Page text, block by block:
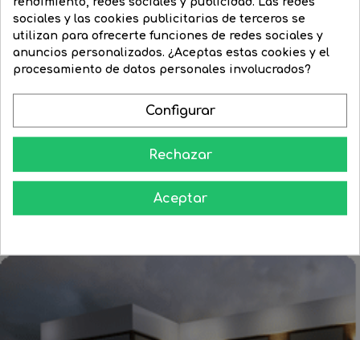
Aplique pared de exterior...
Precio
regular
66,59 € Precio
59,94 €

Aplique de exterior de...
Precio
regular
31,84 € Precio
27,08 €
sociales y las cookies publicitarias de terceros se
utilizan para ofrecerte funciones de redes sociales y
anuncios personalizados. ¿Aceptas estas cookies y el
procesamiento de datos personales involucrados?
Configurar
Rechazar
Aceptar